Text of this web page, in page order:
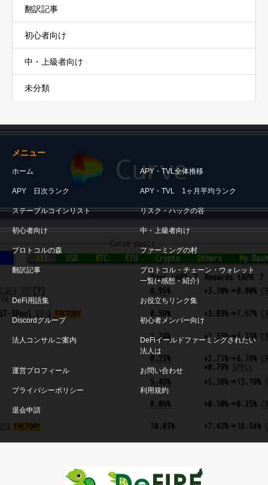
翻訳記事
初心者向け
中・上級者向け
未分類
メニュー
ホーム APY・TVL全体推移
APY 日次ランク APY・TVL 1ヶ月平均ランク
ステーブルコインリスト リスク・ハックの谷
初心者向け 中・上級者向け
プロトコルの森 ファーミングの村
翻訳記事
プロトコル・チェーン・ウォレット
一覧(+感想・紹介)
DeFi用語集 お役立ちリンク集
Discordグループ 初心者メンバー向け
法人コンサルご案内
DeFiイールドファーミングされたい
法人は
運営プロフィール お問い合わせ
プライバシーポリシー 利用規約
退会申請